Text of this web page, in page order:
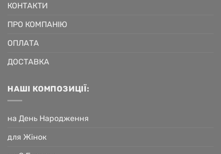
КОНТАКТИ
ПРО КОМПАНІЮ
ОПЛАТА
ДОСТАВКА
НАШІ КОМПОЗИЦІЇ:
на День Народження
для Жінок